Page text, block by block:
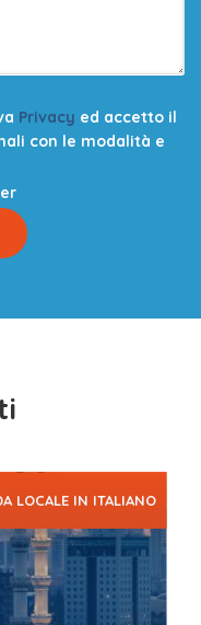
Privacy ed accetto il
con le modalità e
LOCALE IN ITALIANO